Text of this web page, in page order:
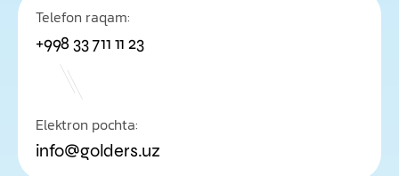
Telefon raqam:
+998 33 711 11 23
Elektron pochta:
info@golders.uz